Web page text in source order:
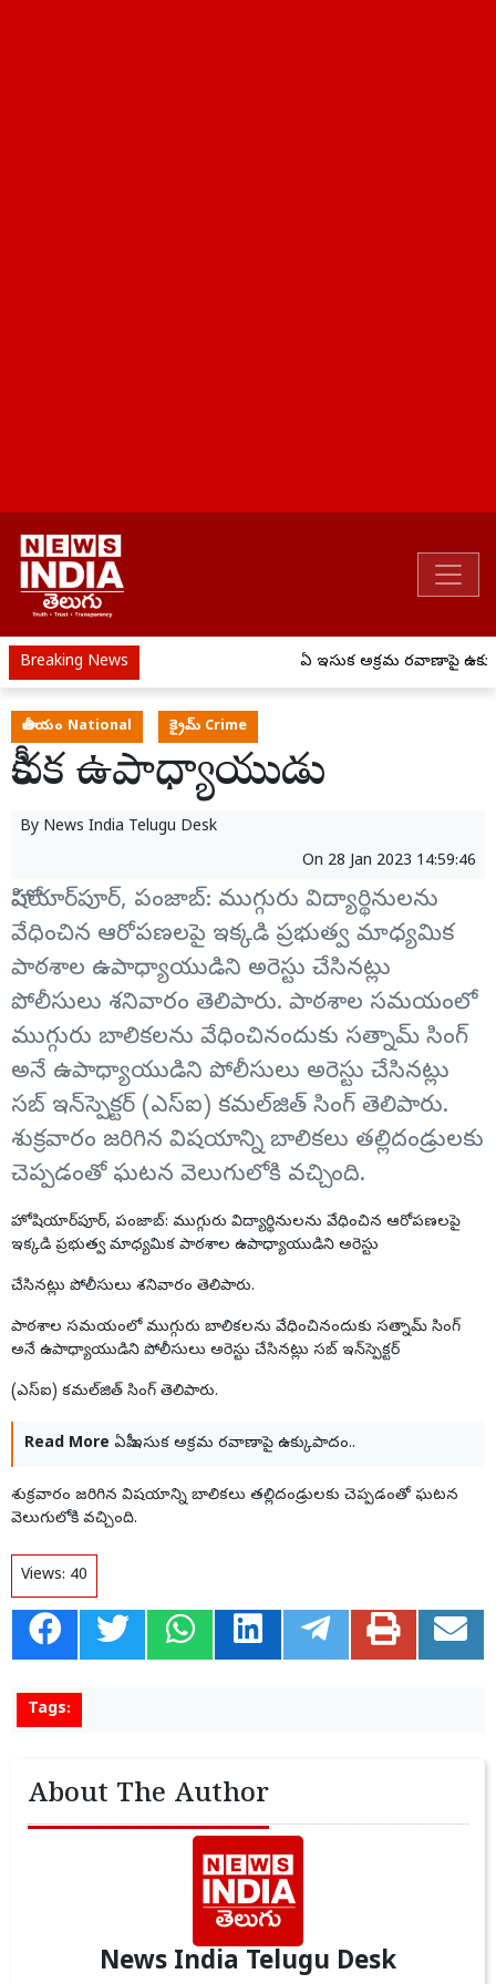
Breaking News ఏపీ ఇసుక అక్రమ రవాణాపై
జాతీయం National క్రైమ్ Crime
కీచక ఉపాధ్యాయుడు
By News India Telugu Desk
On 28 Jan 2023 14:59:46
హోషియార్‌పూర్, పంజాబ్: ముగ్గురు విద్యార్థినులను
వేధించిన ఆరోపణలపై ఇక్కడి ప్రభుత్వ మాధ్యమిక
పాఠశాల ఉపాధ్యాయుడిని అరెస్టు చేసినట్లు
పోలీసులు శనివారం తెలిపారు. పాఠశాల సమయంలో
ముగ్గురు బాలికలను వేధించినందుకు సత్నామ్ సింగ్
అనే ఉపాధ్యాయుడిని పోలీసులు అరెస్టు చేసినట్లు
సబ్ ఇన్‌స్పెక్టర్ (ఎస్‌ఐ) కమల్‌జిత్ సింగ్ తెలిపారు.
శుక్రవారం జరిగిన విషయాన్ని బాలికలు తల్లిదండ్రులకు
చెప్పడంతో ఘటన వెలుగులోకి వచ్చింది.
హోషియార్‌పూర్, పంజాబ్: ముగ్గురు విద్యార్థినులను వేధించిన ఆరోపణలపై
ఇక్కడి ప్రభుత్వ మాధ్యమిక పాఠశాల ఉపాధ్యాయుడిని అరెస్టు
చేసినట్లు పోలీసులు శనివారం తెలిపారు.
పాఠశాల సమయంలో ముగ్గురు బాలికలను వేధించినందుకు సత్నామ్ సింగ్
అనే ఉపాధ్యాయుడిని పోలీసులు అరెస్టు చేసినట్లు సబ్ ఇన్‌స్పెక్టర్
(ఎస్‌ఐ) కమల్‌జిత్ సింగ్ తెలిపారు.
Read More ఏపీ ఇసుక అక్రమ రవాణాపై ఉక్కుపాదం..
శుక్రవారం జరిగిన విషయాన్ని బాలికలు తల్లిదండ్రులకు చెప్పడంతో ఘటన
వెలుగులోకి వచ్చింది.
Views: 40
Tags:
About The Author
News India Telugu Desk